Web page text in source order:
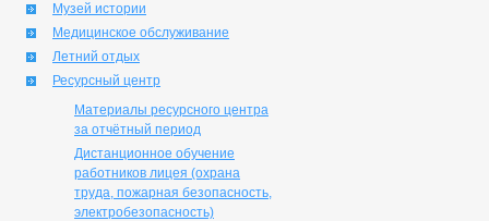
Музей истории
Медицинское обслуживание
Летний отдых
Ресурсный центр
Материалы ресурсного центра
за отчётный период
Дистанционное обучение
работников лицея (охрана
труда, пожарная безопасность,
электробезопасность)